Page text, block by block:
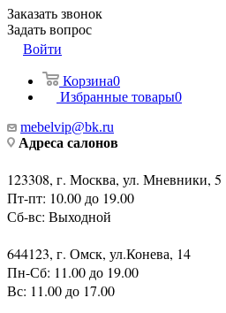
Заказать звонок
Задать вопрос
Войти
Корзина0
Избранные товары0
mebelvip@bk.ru
Адреса салонов
123308, г. Москва, ул. Мневники, 5
Пт-пт: 10.00 до 19.00
Сб-вс: Выходной
644123, г. Омск, ул.Конева, 14
Пн-Сб: 11.00 до 19.00
Вс: 11.00 до 17.00